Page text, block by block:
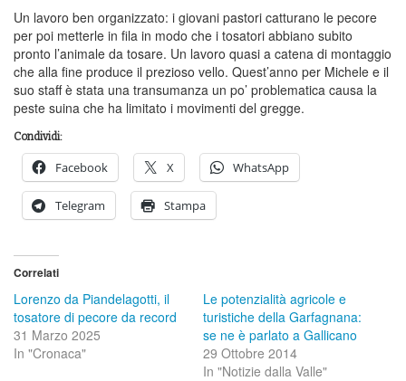
Un lavoro ben organizzato: i giovani pastori catturano le pecore
per poi metterle in fila in modo che i tosatori abbiano subito
pronto l’animale da tosare. Un lavoro quasi a catena di montaggio
che alla fine produce il prezioso vello. Quest’anno per Michele e il
suo staff è stata una transumanza un po’ problematica causa la
peste suina che ha limitato i movimenti del gregge.
Condividi:
Facebook X WhatsApp
Telegram Stampa
Correlati
Lorenzo da Piandelagotti, il
tosatore di pecore da record
31 Marzo 2025
In "Cronaca"
Le potenzialità agricole e
turistiche della Garfagnana:
se ne è parlato a Gallicano
29 Ottobre 2014
In "Notizie dalla Valle"